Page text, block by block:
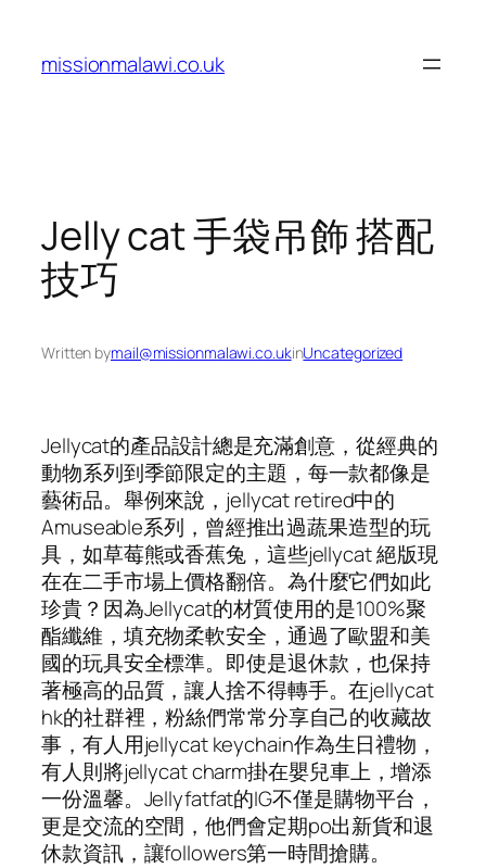
content
missionmalawi.co.uk
Jelly cat 手袋吊飾 搭配
技巧
Written bymail@missionmalawi.co.ukinUncategorized
Jellycat的產品設計總是充滿創意，從經典的
動物系列到季節限定的主題，每一款都像是
藝術品。舉例來說，jellycat retired中的
Amuseable系列，曾經推出過蔬果造型的玩
具，如草莓熊或香蕉兔，這些jellycat 絕版現
在在二手市場上價格翻倍。為什麼它們如此
珍貴？因為Jellycat的材質使用的是100%聚
酯纖維，填充物柔軟安全，通過了歐盟和美
國的玩具安全標準。即使是退休款，也保持
著極高的品質，讓人捨不得轉手。在jellycat
hk的社群裡，粉絲們常常分享自己的收藏故
事，有人用jellycat keychain作為生日禮物，
有人則將jellycat charm掛在嬰兒車上，增添
一份溫馨。Jellyfatfat的IG不僅是購物平台，
更是交流的空間，他們會定期po出新貨和退
休款資訊，讓followers第一時間搶購。